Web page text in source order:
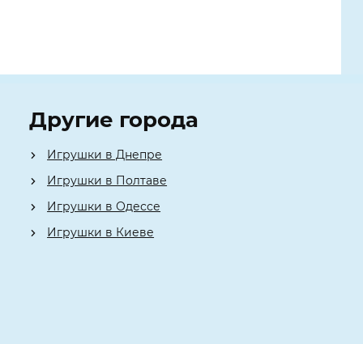
Другие города
Игрушки в Днепре
Игрушки в Полтаве
Игрушки в Одессе
Игрушки в Киеве